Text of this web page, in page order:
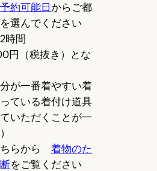
約可能日 からご都
選んでください
時間
円（税抜き）とな
が一番着やすい着
ている着付け道具
ていただくことが一
ちらから着物のた
をご覧ください